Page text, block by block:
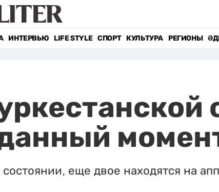
ИНТЕРВЬЮ LIFE STYLE СПОРТ КУЛЬТУРА РЕГИОНЫ
еще двое находятся на